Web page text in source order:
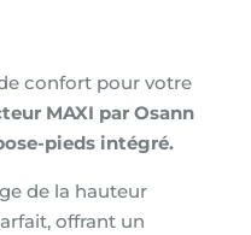
confort pour votre
MAXI par Osann
pieds intégré.
de la hauteur
offrant un